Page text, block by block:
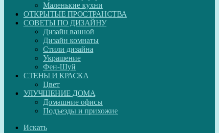
Маленькие кухни
ОТКРЫТЫЕ ПРОСТРАНСТВА
СОВЕТЫ ПО ДИЗАЙНУ
Дизайн ванной
Дизайн комнаты
Стили дизайна
Украшение
Фен-Шуй
СТЕНЫ И КРАСКА
Цвет
УЛУЧШЕНИЕ ДОМА
Домашние офисы
Подъезды и прихожие
Искать